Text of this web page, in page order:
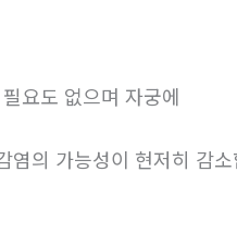
요도 없으며 자궁에
염의 가능성이 현저히 감